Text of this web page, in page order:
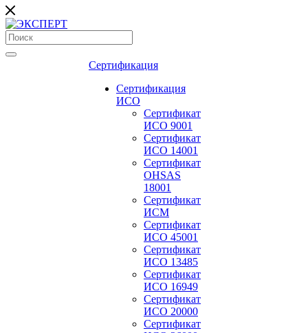
Сертификация
Сертификация
ИСО
Сертификат
ИСО 9001
Сертификат
ИСО 14001
Сертификат
OHSAS
18001
Сертификат
ИСМ
Сертификат
ИСО 45001
Сертификат
ИСО 13485
Сертификат
ИСО 16949
Сертификат
ИСО 20000
Сертификат